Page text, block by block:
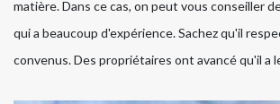
matière. Dans ce cas, on peut vous conseiller
qui a beaucoup d'expérience. Sachez qu'il
convenus. Des propriétaires ont avancé qu'il a